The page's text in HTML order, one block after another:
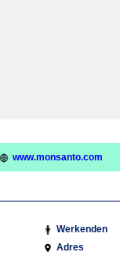
www.monsanto.com
Werkenden
Adres